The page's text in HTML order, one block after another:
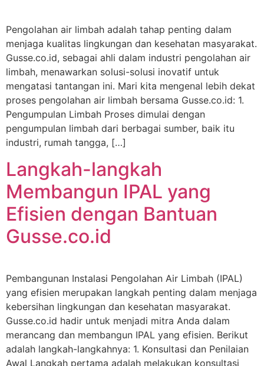
Pengolahan air limbah adalah tahap penting dalam
menjaga kualitas lingkungan dan kesehatan masyarakat.
Gusse.co.id, sebagai ahli dalam industri pengolahan air
limbah, menawarkan solusi-solusi inovatif untuk
mengatasi tantangan ini. Mari kita mengenal lebih dekat
proses pengolahan air limbah bersama Gusse.co.id: 1.
Pengumpulan Limbah Proses dimulai dengan
pengumpulan limbah dari berbagai sumber, baik itu
industri, rumah tangga, […]
Langkah-langkah
Membangun IPAL yang
Efisien dengan Bantuan
Gusse.co.id
Pembangunan Instalasi Pengolahan Air Limbah (IPAL)
yang efisien merupakan langkah penting dalam menjaga
kebersihan lingkungan dan kesehatan masyarakat.
Gusse.co.id hadir untuk menjadi mitra Anda dalam
merancang dan membangun IPAL yang efisien. Berikut
adalah langkah-langkahnya: 1. Konsultasi dan Penilaian
Awal Langkah pertama adalah melakukan konsultasi